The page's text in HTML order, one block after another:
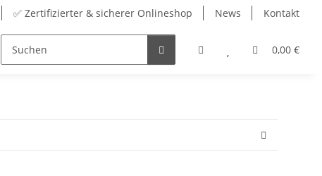
✅ Zertifizierter & sicherer Onlineshop News Kontakt
0,00 €
Zubehör Adventskalender